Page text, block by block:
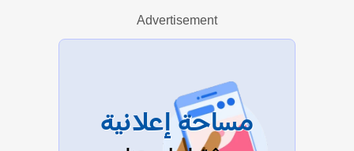
عرض الكل
Advertisement
مساحة إعلانية